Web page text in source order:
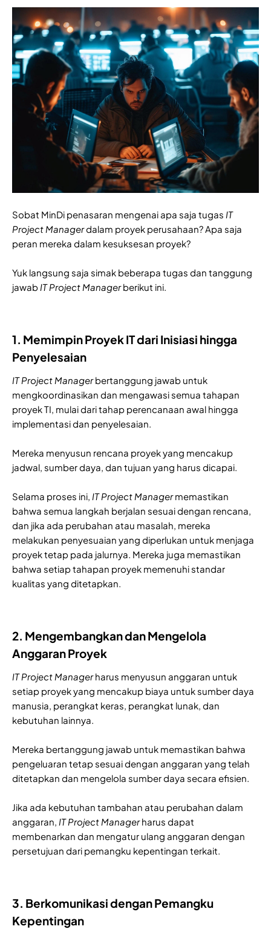
Sobat MinDi penasaran mengenai apa saja tugas IT
Project Managerdalam proyek perusahaan? Apa saja
peran mereka dalam kesuksesan proyek?
Yuk langsung saja simak beberapa tugas dan tanggung
jawab IT Project Managerberikut ini.
1. Memimpin Proyek IT dari Inisiasi hingga
Penyelesaian
IT Project Managerbertanggung jawab untuk
mengkoordinasikan dan mengawasi semua tahapan
proyek TI, mulai dari tahap perencanaan awal hingga
implementasi dan penyelesaian.
Mereka menyusun rencana proyek yang mencakup
jadwal, sumber daya, dan tujuan yang harus dicapai.
Selama proses ini, IT Project Managermemastikan
bahwa semua langkah berjalan sesuai dengan rencana,
dan jika ada perubahan atau masalah, mereka
melakukan penyesuaian yang diperlukan untuk menjaga
proyek tetap pada jalurnya. Mereka juga memastikan
bahwa setiap tahapan proyek memenuhi standar
kualitas yang ditetapkan.
2. Mengembangkan dan Mengelola
Anggaran Proyek
IT Project Managerharus menyusun anggaran untuk
setiap proyek yang mencakup biaya untuk sumber daya
manusia, perangkat keras, perangkat lunak, dan
kebutuhan lainnya.
Mereka bertanggung jawab untuk memastikan bahwa
pengeluaran tetap sesuai dengan anggaran yang telah
ditetapkan dan mengelola sumber daya secara efisien.
Jika ada kebutuhan tambahan atau perubahan dalam
anggaran, IT Project Managerharus dapat
membenarkan dan mengatur ulang anggaran dengan
persetujuan dari pemangku kepentingan terkait.
3. Berkomunikasi dengan Pemangku
Kepentingan